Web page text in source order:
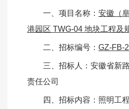
一、项目名称： 安徽（
港园区 TWG-04 地块工程及
二、招标编号： GZ-FB-
三、招标人：安徽省新
责任公司
四、招标内容：照明工